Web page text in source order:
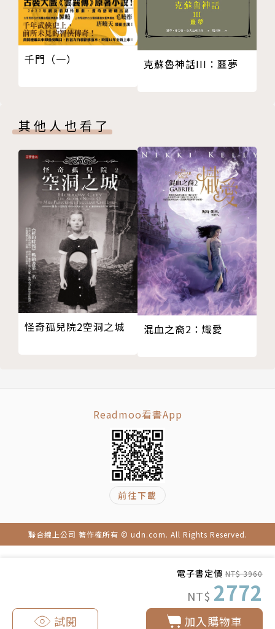
電子書定價 NT$ 3960
NT$ 2772
加入購物車
試閱
千門（一） 克蘇魯神話III：噩夢
其他人也看了
怪奇孤兒院2空洞之城 混血之裔2：熾愛
Readmoo看書App
前往下載
聯合線上公司 著作權所有 © udn.com. All Rights Reserved.